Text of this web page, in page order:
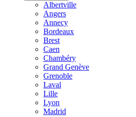
Albertville
Angers
Annecy
Bordeaux
Brest
Caen
Chambéry
Grand Genève
Grenoble
Laval
Lille
Lyon
Madrid